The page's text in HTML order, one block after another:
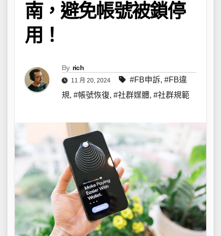
南，避免帳號被鎖停
用！
By rich
11 月 20, 2024 #FB申訴, #FB違
規, #帳號恢復, #社群媒體, #社群規範